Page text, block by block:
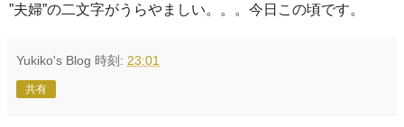
”夫婦”の二文字がうらやましい。。。今日この頃です。
Yukiko's Blog 時刻: 23:01
共有